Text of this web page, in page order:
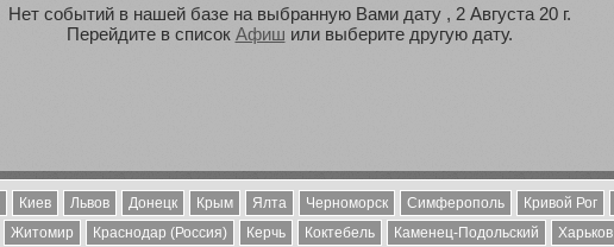
Нет событий в нашей базе на выбранную Вами дату , 2 Августа 20 г.
Перейдите в список Афиш или выберите другую дату.
Киев Львов Донецк Крым Ялта Черноморск Симферополь Кривой Рог
Житомир Краснодар (Россия) Керчь Коктебель Каменец-Подольский Харьков